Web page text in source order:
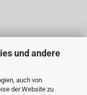
und andere
auch von
der Website zu